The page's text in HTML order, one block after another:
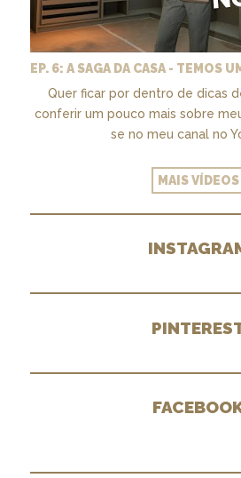
Quer ficar por dentro de dicas
conferir um pouco mais sobre
se no meu canal no
MAIS VÍDEOS